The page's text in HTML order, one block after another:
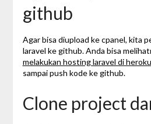
github
Agar bisa diupload ke cpanel, kita
laravel ke github. Anda bisa
melakukan hosting laravel di heroku
sampai push kode ke github.
Clone project